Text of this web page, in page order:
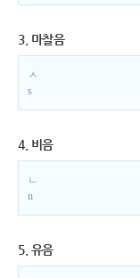
3. 마찰음
ㅅ
s
4. 비음
ㄴ
n
5. 유음